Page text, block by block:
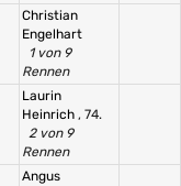
Christian
Engelhart
1 von 9
Rennen
Laurin
Heinrich , 74.
2 von 9
Rennen
Angus